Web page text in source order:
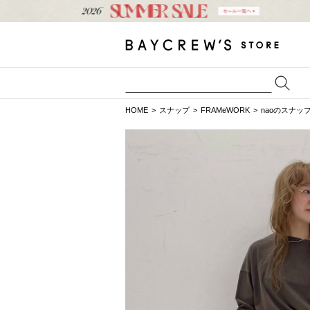
HOME スナップ FRAMeWORK naoのスナッ